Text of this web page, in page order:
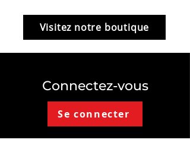
Visitez notre boutique
Connectez-vous
Se connecter